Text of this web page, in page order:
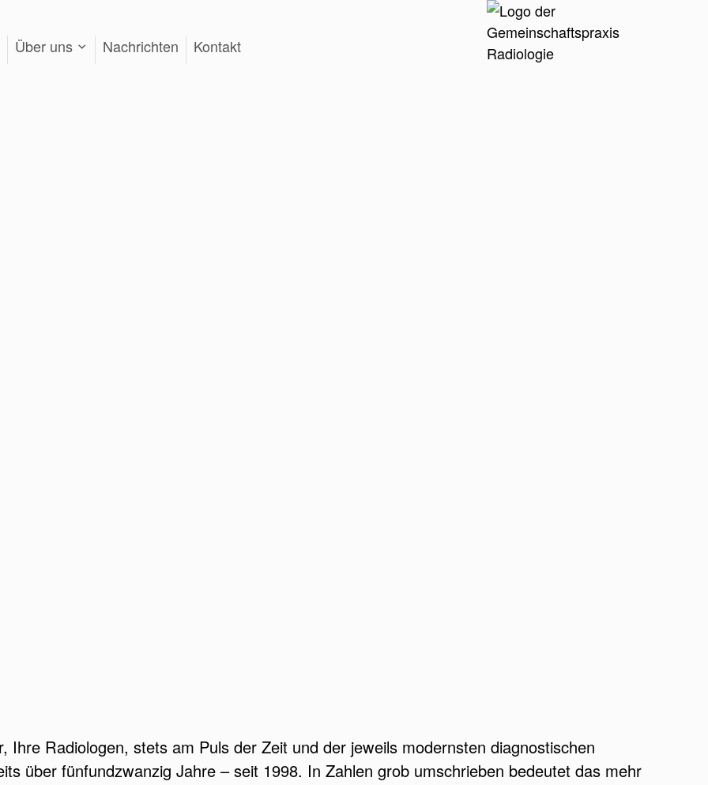
Über uns Nachrichten Kontakt
Ihre Radiologen, stets am Puls der Zeit und der jeweils modernsten diagnostischen
über fünfundzwanzig Jahre – seit 1998. In Zahlen grob umschrieben bedeutet das mehr